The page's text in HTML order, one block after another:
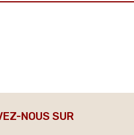
NOUS SUR